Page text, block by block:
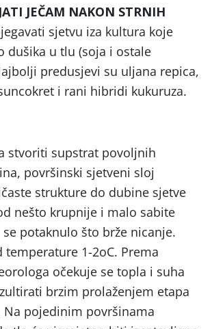
JEČAM NAKON STRNIH
sjetvu iza kultura koje
dušika u tlu (soja i ostale
predusjevi su uljana repica,
i rani hibridi kukuruza.
stvoriti supstrat povoljnih
površinski sjetveni sloj
strukture do dubine sjetve
nešto krupnije i malo sabite
potaknulo što brže nicanje.
temperature 1-2oC. Prema
očekuje se topla i suha
brzim prolaženjem etapa
Na pojedinim površinama